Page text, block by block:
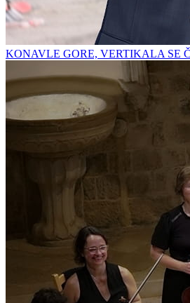
KONAVLE GORE, VERTIKALA SE